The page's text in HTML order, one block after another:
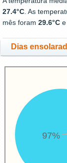
27.4°C . As
mês foram 29.6°C e
Dias
97%